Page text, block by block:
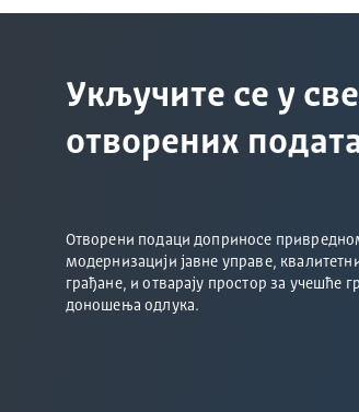
Укључите се у
отворених
Отворени подаци доприносе
модернизацији јавне управе,
грађане, и отварају простор за учешће
доношења одлука.